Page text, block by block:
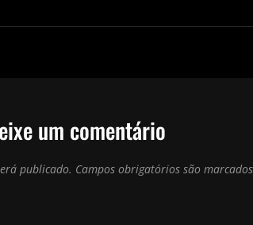
um comentário
publicado. Campos obrigatórios são